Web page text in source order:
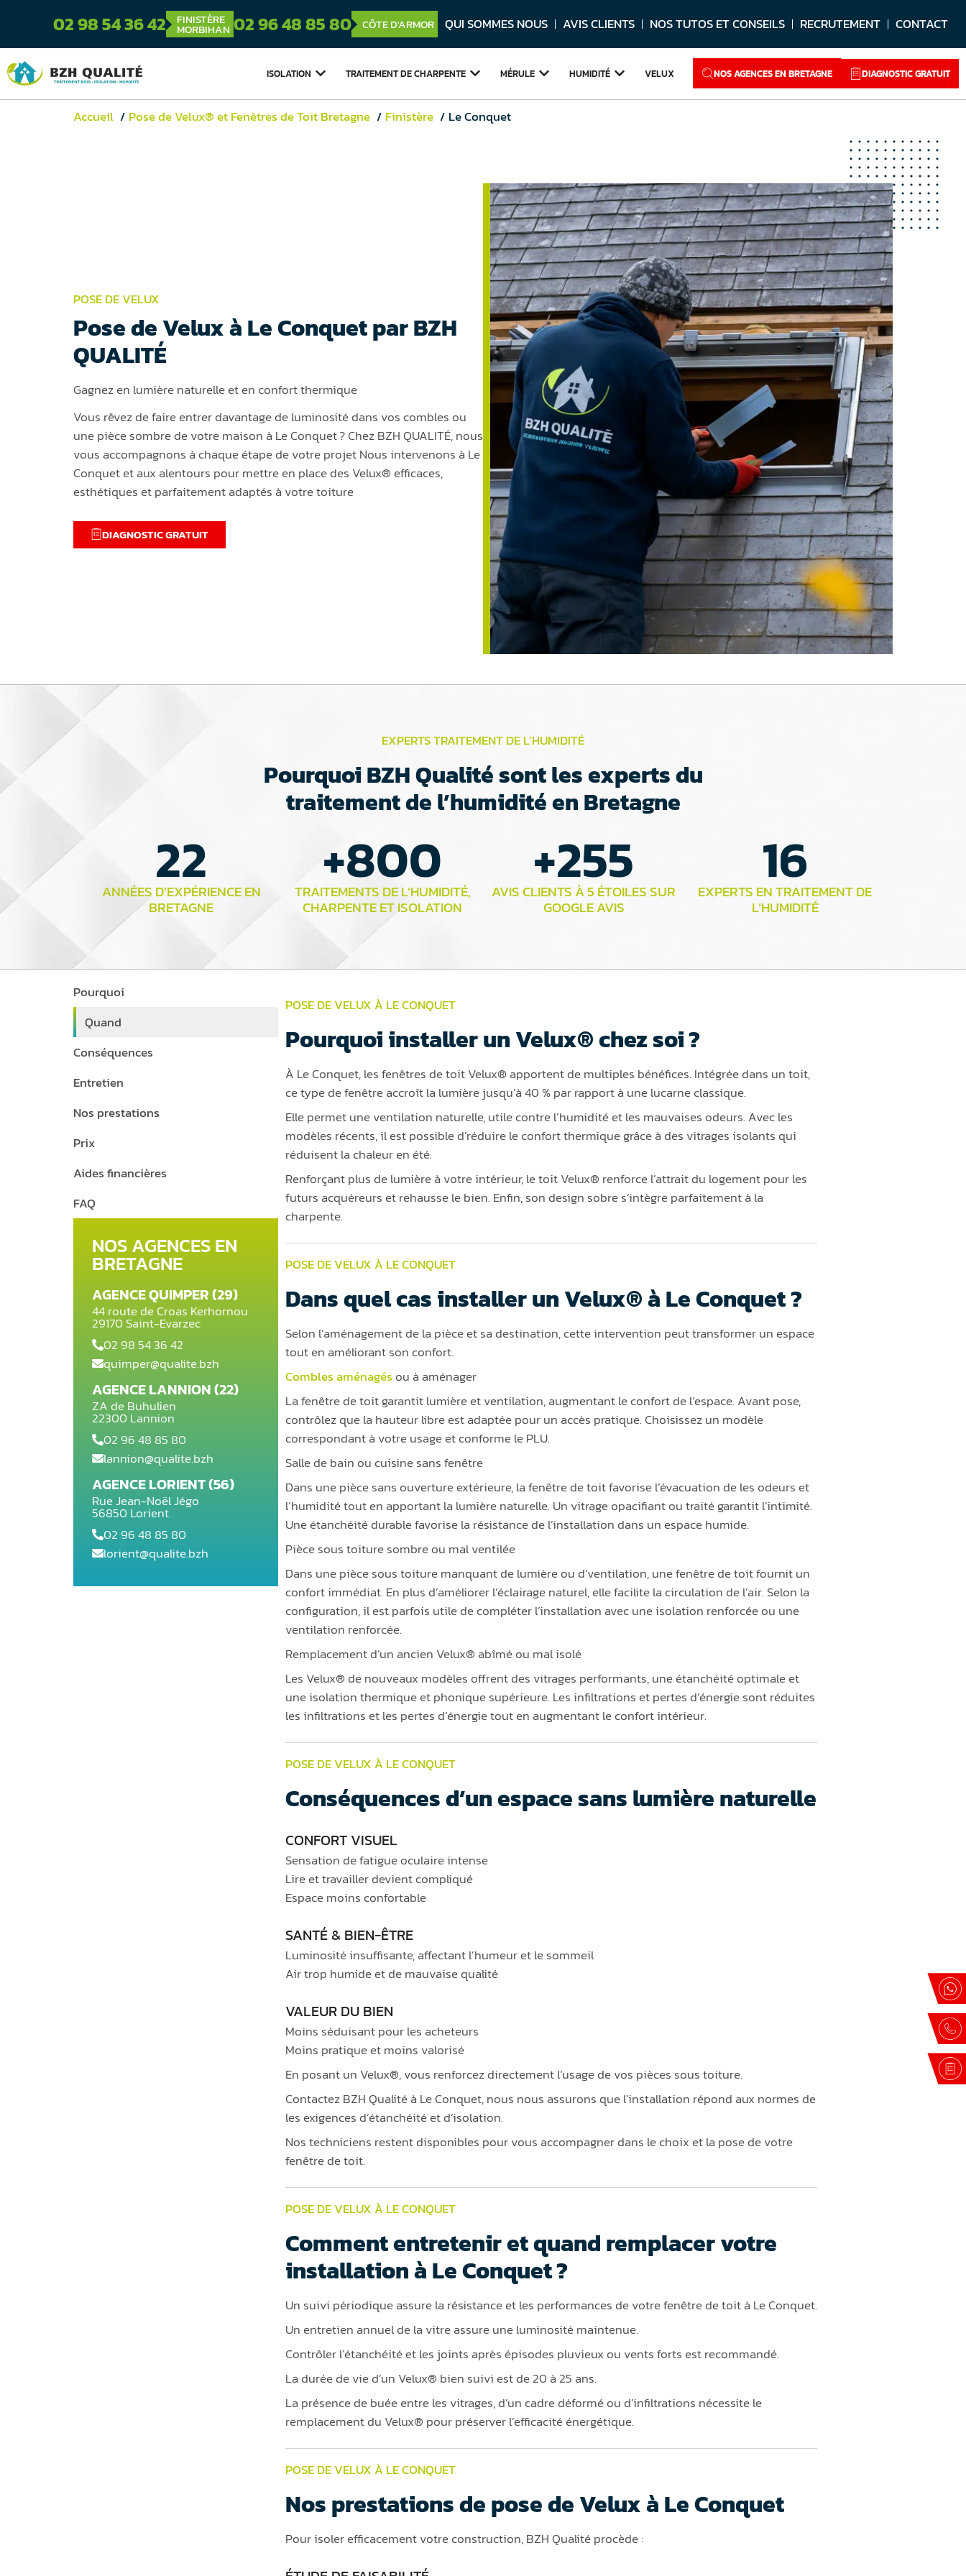
02 98 54 36 42 FINISTÈRE
MORBIHAN 02 96 48 85 80 CÔTE D'ARMOR QUI SOMMES NOUS AVIS CLIENTS NOS TUTOS ET CONSEILS RECRUTEMENT CONTACT
ISOLATION TRAITEMENT DECHARPENTE MÉRULE HUMIDITÉ VELUX NOS AGENCES EN BRETAGNE DIAGNOSTIC GRATUIT
Accueil Pose de Velux® et Fenêtres de Toit Bretagne Finistère Le Conquet
POSE DE VELUX
Pose de Velux à Le Conquet par BZH
QUALITÉ
Gagnez en lumière naturelle et en confort thermique
Vous rêvez de faire entrer davantage de luminosité dans vos combles ou
une pièce sombre de votre maison à Le Conquet ? Chez BZH QUALITÉ, nous
vous accompagnons à chaque étape de votre projet Nous intervenons à Le
Conquet et aux alentours pour mettre en place des Velux® efficaces,
esthétiques et parfaitement adaptés à votre toiture
DIAGNOSTIC GRATUIT
EXPERTS TRAITEMENT DE L’HUMIDITÉ
Pourquoi BZH Qualité sont les experts du
traitement de l’humidité en Bretagne
ANNÉES D’EXPÉRIENCE EN
BRETAGNE
22 TRAITEMENTS DE L’HUMIDITÉ,
CHARPENTE ET ISOLATION
+800 AVIS CLIENTS À 5 ÉTOILES SUR
GOOGLE AVIS
+255 EXPERTS EN TRAITEMENT DE
L’HUMIDITÉ
16
Pourquoi
Quand
Conséquences
Entretien
Nos prestations
Prix
Aides financières
FAQ
NOS AGENCES EN
BRETAGNE
AGENCE QUIMPER (29)
44 route de Croas Kerhornou
29170 Saint-Evarzec
02 98 54 36 42
quimper@qualite.bzh
AGENCE LANNION (22)
ZA de Buhulien
22300 Lannion
02 96 48 85 80
lannion@qualite.bzh
AGENCE LORIENT (56)
Rue Jean-Noël Jégo
56850 Lorient
02 96 48 85 80
lorient@qualite.bzh
POSE DE VELUX À LE CONQUET
Pourquoi installer un Velux® chez soi ?
À Le Conquet, les fenêtres de toit Velux® apportent de multiples bénéfices. Intégrée dans un toit,
ce type de fenêtre accroît la lumière jusqu’à 40 % par rapport à une lucarne classique.
Elle permet une ventilation naturelle, utile contre l’humidité et les mauvaises odeurs. Avec les
modèles récents, il est possible d’réduire le confort thermique grâce à des vitrages isolants qui
réduisent la chaleur en été.
Renforçant plus de lumière à votre intérieur, le toit Velux® renforce l’attrait du logement pour les
futurs acquéreurs et rehausse le bien. Enfin, son design sobre s’intègre parfaitement à la
charpente.
POSE DE VELUX À LE CONQUET
Dans quel cas installer un Velux® à Le Conquet ?
Selon l’aménagement de la pièce et sa destination, cette intervention peut transformer un espace
tout en améliorant son confort.
Combles aménagés ou à aménager
La fenêtre de toit garantit lumière et ventilation, augmentant le confort de l’espace. Avant pose,
contrôlez que la hauteur libre est adaptée pour un accès pratique. Choisissez un modèle
correspondant à votre usage et conforme le PLU.
Salle de bain ou cuisine sans fenêtre
Dans une pièce sans ouverture extérieure, la fenêtre de toit favorise l’évacuation de les odeurs et
l’humidité tout en apportant la lumière naturelle. Un vitrage opacifiant ou traité garantit l’intimité.
Une étanchéité durable favorise la résistance de l’installation dans un espace humide.
Pièce sous toiture sombre ou mal ventilée
Dans une pièce sous toiture manquant de lumière ou d’ventilation, une fenêtre de toit fournit un
confort immédiat. En plus d’améliorer l’éclairage naturel, elle facilite la circulation de l’air. Selon la
configuration, il est parfois utile de compléter l’installation avec une isolation renforcée ou une
ventilation renforcée.
Remplacement d’un ancien Velux® abîmé ou mal isolé
Les Velux® de nouveaux modèles offrent des vitrages performants, une étanchéité optimale et
une isolation thermique et phonique supérieure. Les infiltrations et pertes d’énergie sont réduites
les infiltrations et les pertes d’énergie tout en augmentant le confort intérieur.
POSE DE VELUX À LE CONQUET
Conséquences d’un espace sans lumière naturelle
CONFORT VISUEL
Sensation de fatigue oculaire intense
Lire et travailler devient compliqué
Espace moins confortable
SANTÉ & BIEN-ÊTRE
Luminosité insuffisante, affectant l’humeur et le sommeil
Air trop humide et de mauvaise qualité
VALEUR DU BIEN
Moins séduisant pour les acheteurs
Moins pratique et moins valorisé
En posant un Velux®, vous renforcez directement l’usage de vos pièces sous toiture.
Contactez BZH Qualité à Le Conquet, nous nous assurons que l’installation répond aux normes de
les exigences d’étanchéité et d’isolation.
Nos techniciens restent disponibles pour vous accompagner dans le choix et la pose de votre
fenêtre de toit.
POSE DE VELUX À LE CONQUET
Comment entretenir et quand remplacer votre
installation à Le Conquet ?
Un suivi périodique assure la résistance et les performances de votre fenêtre de toit à Le Conquet.
Un entretien annuel de la vitre assure une luminosité maintenue.
Contrôler l’étanchéité et les joints après épisodes pluvieux ou vents forts est recommandé.
La durée de vie d’un Velux® bien suivi est de 20 à 25 ans.
La présence de buée entre les vitrages, d’un cadre déformé ou d’infiltrations nécessite le
remplacement du Velux® pour préserver l’efficacité énergétique.
POSE DE VELUX À LE CONQUET
Nos prestations de pose de Velux à Le Conquet
Pour isoler efficacement votre construction, BZH Qualité procède :